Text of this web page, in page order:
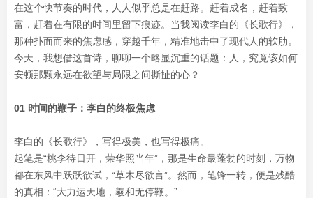
在这个快节奏的时代，人人似乎总是在赶路。赶着成名，赶着致
富，赶着在有限的时间里留下痕迹。当我阅读李白的《长歌行》，
那种扑面而来的焦虑感，穿越千年，精准地击中了现代人的软肋。
今天，我想借这首诗，聊聊一个略显沉重的话题：人，究竟该如何
安顿那颗永远在欲望与局限之间撕扯的心？
01 时间的鞭子：李白的终极焦虑
李白的《长歌行》，写得极美，也写得极痛。
起笔是“桃李待日开，荣华照当年”，那是生命最蓬勃的时刻，万物
都在东风中跃跃欲试，“草木尽欲言”。然而，笔锋一转，便是残酷
的真相：“大力运天地，羲和无停鞭。”